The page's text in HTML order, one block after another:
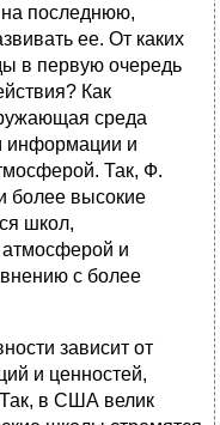
на последнюю,
ее. От каких
в первую очередь
Как
среда
информации и
Так, Ф.
более высокие
школ,
и
с более
зависит от
и ценностей,
в США велик